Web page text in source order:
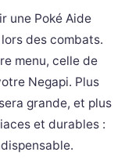
une Poké Aide
des combats.
menu, celle de
Negapi. Plus
grande, et plus
et durables :